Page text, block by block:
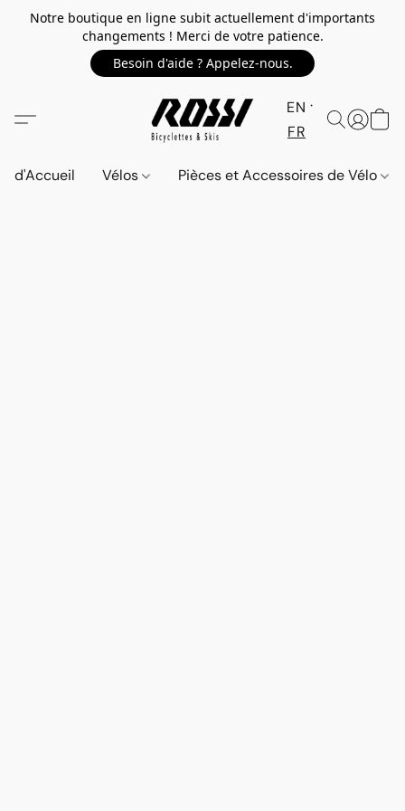
Notre boutique en ligne subit actuellement d'importants
changements ! Merci de votre patience.
Besoin d'aide ? Appelez-nous.
EN
FR
d'Accueil Vélos Pièces et Accessoires de Vélo